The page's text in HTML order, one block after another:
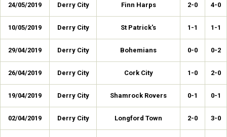
24/05/2019 Derry City Finn Harps 2-0 4-0
10/05/2019 Derry City St Patrick's 1-1 1-1
29/04/2019 Derry City Bohemians 0-0 0-2
26/04/2019 Derry City Cork City 1-0 2-0
19/04/2019 Derry City Shamrock Rovers 0-1 0-1
02/04/2019 Derry City Longford Town 2-0 3-0